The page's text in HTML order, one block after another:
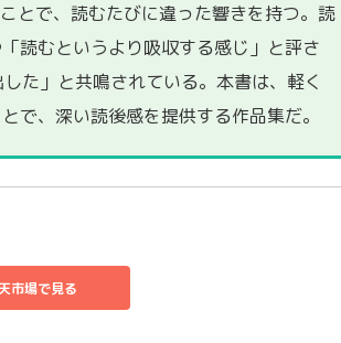
とで、読むたびに違った響きを持つ。読
読むというより吸収する感じ」と評さ
た」と共鳴されている。本書は、軽く
で、深い読後感を提供する作品集だ。
市場で見る